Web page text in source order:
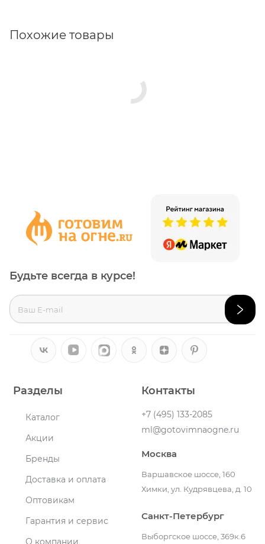
Похожие товары
Разделы
Каталог
Акции
Бренды
Доставка и оплата
Оптовикам
Гарантия и сервис
О компании
Контакты
+7 (495) 133-2085
ml@gotovimnaogne.ru
Москва
Варшавское шоссе, 160
Химки, ул. Кудрявцева, д. 10
Санкт-Петербург
Выборгское шоссе, 369к.6
Будьте всегда в курсе!